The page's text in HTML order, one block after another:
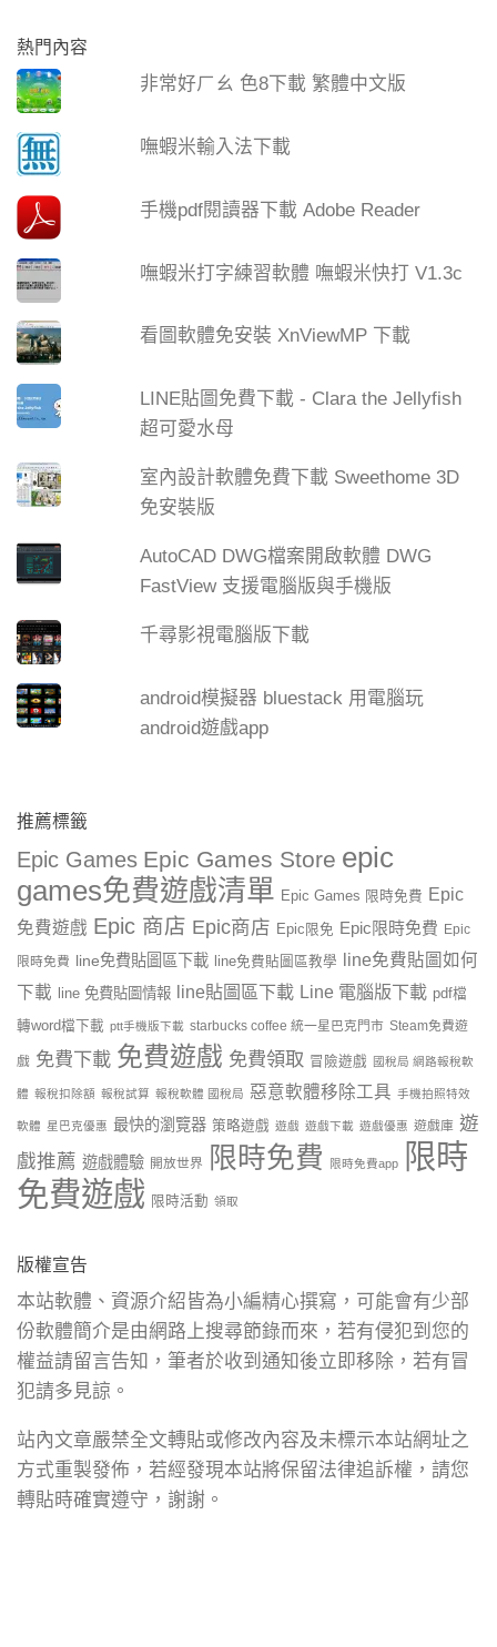
熱門內容
非常好ㄏㄠ 色8下載 繁體中文版
嘸蝦米輸入法下載
手機pdf閱讀器下載 Adobe Reader
嘸蝦米打字練習軟體 嘸蝦米快打 V1.3c
看圖軟體免安裝 XnViewMP 下載
LINE貼圖免費下載 - Clara the Jellyfish
超可愛水母
室內設計軟體免費下載 Sweethome 3D
免安裝版
AutoCAD DWG檔案開啟軟體 DWG
FastView 支援電腦版與手機版
千尋影視電腦版下載
android模擬器 bluestack 用電腦玩
android遊戲app
推薦標籤
Epic Games Epic Games Store epic
games免費遊戲清單 Epic Games 限時免費 Epic
免費遊戲 Epic 商店 Epic商店 Epic限免 Epic限時免費 Epic
限時免費 line免費貼圖區下載 line免費貼圖區教學
line免費貼圖如何
下載 line 免費貼圖情報 line貼圖區下載 Line 電腦版下載 pdf檔
轉word檔下載 ptt手機版下載 starbucks coffee 統一星巴克門市 Steam免費遊
戲 免費下載 免費遊戲 免費領取 冒險遊戲 國稅局 網路報稅軟
體 報稅扣除額 報稅試算 報稅軟體 國稅局 惡意軟體移除工具 手機拍照特效
軟體 星巴克優惠 最快的瀏覽器 策略遊戲 遊戲 遊戲下載 遊戲優惠 遊戲庫 遊
戲推薦 遊戲體驗 開放世界 限時免費 限時免費app
限時
免費遊戲 限時活動 領取
版權宣告
本站軟體、資源介紹皆為小編精心撰寫，可能會有少部
份軟體簡介是由網路上搜尋節錄而來，若有侵犯到您的
權益請留言告知，筆者於收到通知後立即移除，若有冒
犯請多見諒。
站內文章嚴禁全文轉貼或修改內容及未標示本站網址之
方式重製發佈，若經發現本站將保留法律追訴權，請您
轉貼時確實遵守，謝謝。